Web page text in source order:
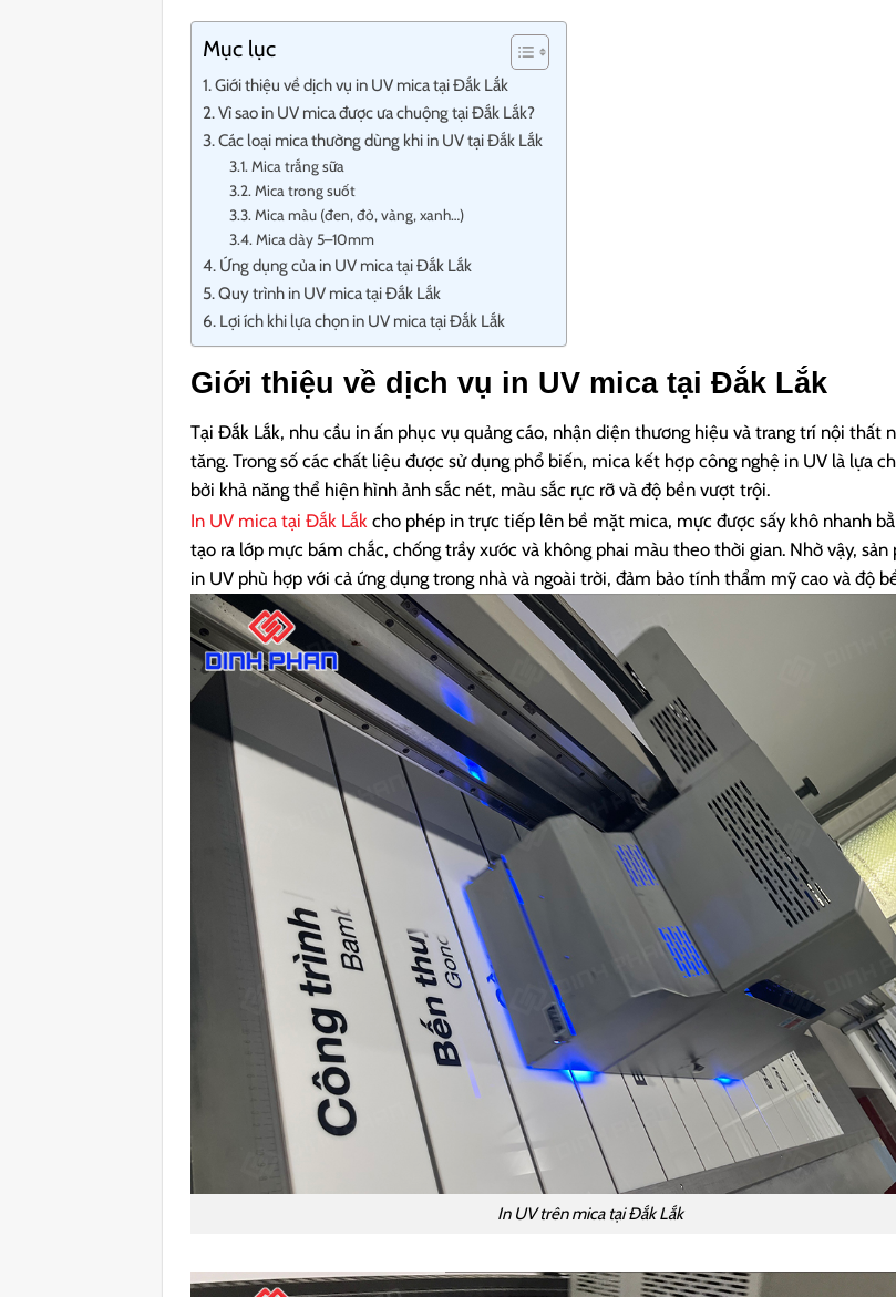
Mục lục
Giới thiệu về dịch vụ in UV mica tại Đắk Lắk
Vì sao in UV mica được ưa chuộng tại Đắk Lắk?
Các loại mica thường dùng khi in UV tại Đắk Lắk
Mica trắng sữa
Mica trong suốt
Mica màu (đen, đỏ, vàng, xanh…)
Mica dày 5–10mm
Ứng dụng của in UV mica tại Đắk Lắk
Quy trình in UV mica tại Đắk Lắk
Lợi ích khi lựa chọn in UV mica tại Đắk Lắk
Giới thiệu về dịch vụ in UV mica tại Đắk Lắk
Tại Đắk Lắk, nhu cầu in ấn phục vụ quảng cáo, nhận diện thương hiệu và trang trí nội thất
tăng. Trong số các chất liệu được sử dụng phổ biến, mica kết hợp công nghệ in UV là lựa
bởi khả năng thể hiện hình ảnh sắc nét, màu sắc rực rỡ và độ bền vượt trội.
In UV mica tại Đắk Lắk cho phép in trực tiếp lên bề mặt mica, mực được sấy khô nhanh
tạo ra lớp mực bám chắc, chống trầy xước và không phai màu theo thời gian. Nhờ vậy,
in UV phù hợp với cả ứng dụng trong nhà và ngoài trời, đảm bảo tính thẩm mỹ cao và độ
In UV trên mica tại Đắk Lắk